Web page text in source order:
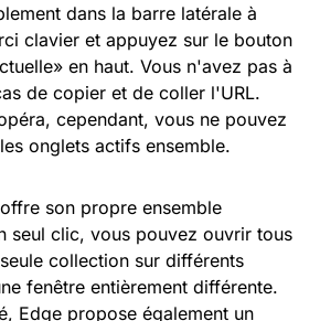
dans la barre latérale à
clavier et appuyez sur le bouton
en haut. Vous n'avez pas à
de copier et de coller l'URL.
cependant, vous ne pouvez
onglets actifs ensemble.
son propre ensemble
seul clic, vous pouvez ouvrir tous
collection sur différents
fenêtre entièrement différente.
Edge propose également un